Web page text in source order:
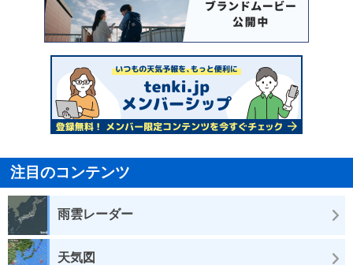
注目のコンテンツ
雨雲レーダー
天気図